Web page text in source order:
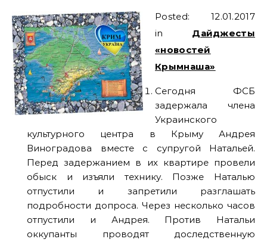
Posted: 12.01.2017
in Дайджесты
«новостей
Крымнаша»
Сегодня ФСБ
задержала члена
Украинского
культурного центра в Крыму Андрея
Виноградова вместе с супругой Натальей.
Перед задержанием в их квартире провели
обыск и изъяли технику. Позже Наталью
отпустили и запретили разглашать
подробности допроса. Через несколько часов
отпустили и Андрея. Против Натальи
оккупанты проводят доследственную